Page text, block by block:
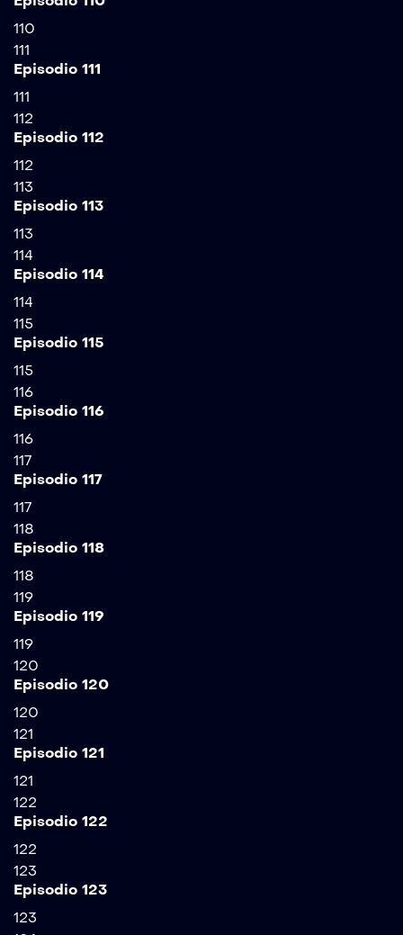
110
111
Episodio 111
111
112
Episodio 112
112
113
Episodio 113
113
114
Episodio 114
114
115
Episodio 115
115
116
Episodio 116
116
117
Episodio 117
117
118
Episodio 118
118
119
Episodio 119
119
120
Episodio 120
120
121
Episodio 121
121
122
Episodio 122
122
123
Episodio 123
123